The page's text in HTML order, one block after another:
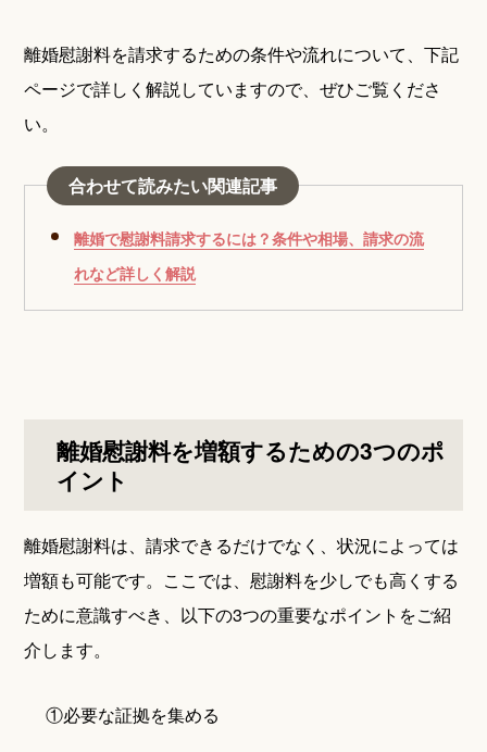
離婚慰謝料を請求するための条件や流れについて、下記
ページで詳しく解説していますので、ぜひご覧くださ
い。
合わせて読みたい関連記事
離婚で慰謝料請求するには？条件や相場、請求の流
れなど詳しく解説
離婚慰謝料を増額するための3つのポ
イント
離婚慰謝料は、請求できるだけでなく、状況によっては
増額も可能です。ここでは、慰謝料を少しでも高くする
ために意識すべき、以下の3つの重要なポイントをご紹
介します。
①必要な証拠を集める